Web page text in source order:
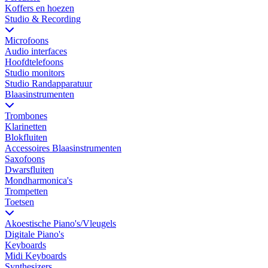
Koffers en hoezen
Studio & Recording
Microfoons
Audio interfaces
Hoofdtelefoons
Studio monitors
Studio Randapparatuur
Blaasinstrumenten
Trombones
Klarinetten
Blokfluiten
Accessoires Blaasinstrumenten
Saxofoons
Dwarsfluiten
Mondharmonica's
Trompetten
Toetsen
Akoestische Piano's/Vleugels
Digitale Piano's
Keyboards
Midi Keyboards